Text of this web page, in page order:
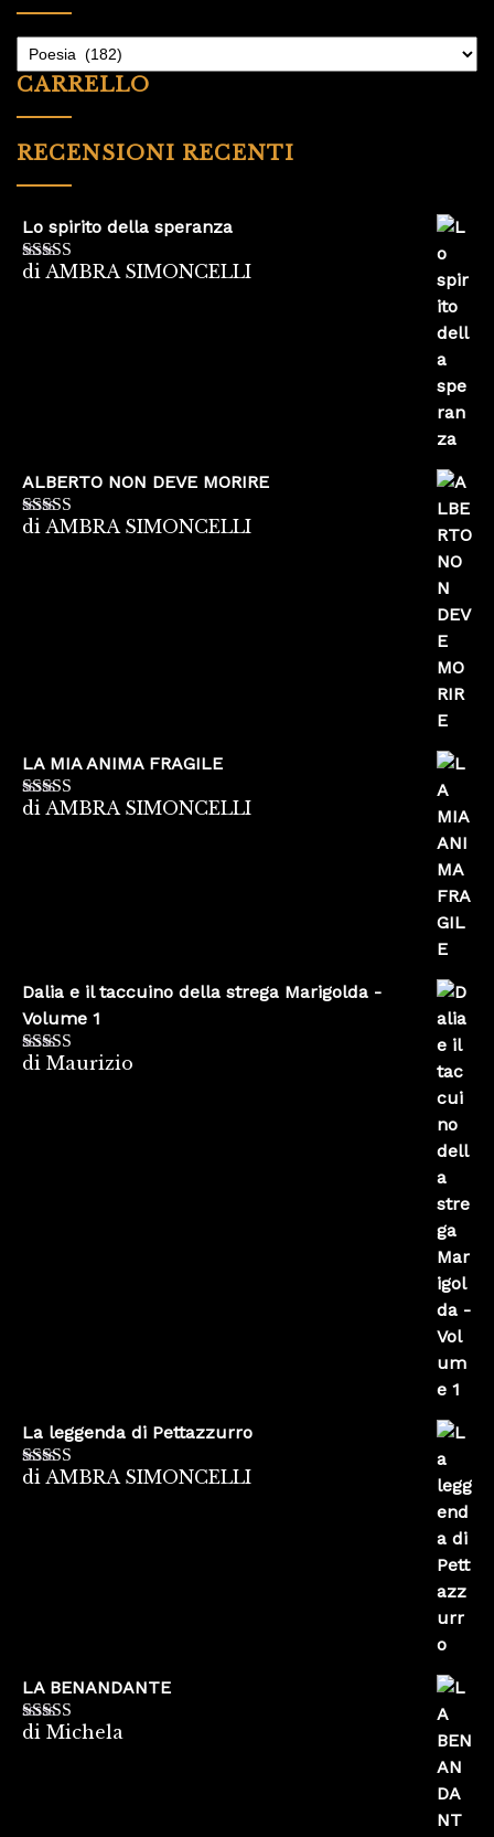
CARRELLO
RECENSIONI RECENTI
Lo spirito della speranza
Valutato5su
di AMBRA SIMONCELLI
ALBERTO NON DEVE MORIRE
Valutato5su
di AMBRA SIMONCELLI
LA MIA ANIMA FRAGILE
Valutato5su
di AMBRA SIMONCELLI
Dalia e il taccuino della strega Marigolda -
Volume 1
Valutato4
di Maurizio
La leggenda di Pettazzurro
Valutato5su
di AMBRA SIMONCELLI
LA BENANDANTE
Valutato5su
di Michela